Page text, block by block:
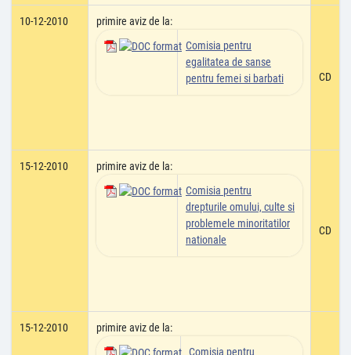
10-12-2010
primire aviz de la:
Comisia pentru
egalitatea de sanse
pentru femei si barbati
CD
15-12-2010
primire aviz de la:
Comisia pentru
drepturile omului, culte si
problemele minoritatilor
nationale
CD
15-12-2010
primire aviz de la:
Comisia pentru